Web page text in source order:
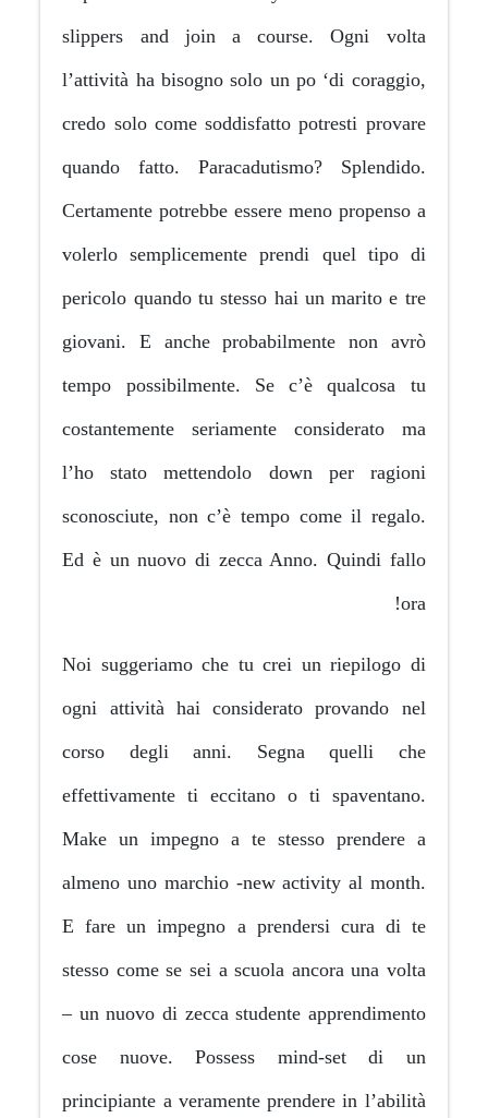
slippers and join a
l’attività ha bisogno solo un
credo solo come soddisfatto
quando fatto.
Certamente potrebbe essere
volerlo semplicemente
pericolo quando tu stesso hai
giovani. E anche
tempo possibilmente. Se
costantemente seriamente
l’ho stato mettendolo
sconosciute, non c’è tempo
Ed è un nuovo di zecca
Noi suggeriamo che tu crei
ogni attività hai
corso degli anni.
effettivamente ti eccitano o
Make un impegno a te
almeno uno marchio -new
E fare un impegno a
stesso come se sei a scuola
– un nuovo di zecca studente
cose nuove. Possess
principiante a veramente